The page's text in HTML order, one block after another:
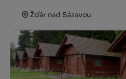
Žďár nad Sázavou